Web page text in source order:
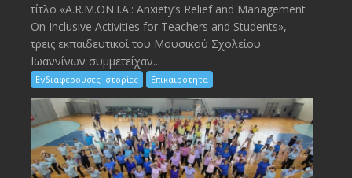
τίτλο «A.R.M.ON.I.A.: Anxiety’s Relief and Management
On Inclusive Activities for Teachers and Students»,
τρεις εκπαιδευτικοί του Μουσικού Σχολείου
Ιωαννίνων συμμετείχαν...
Ενδιαφέρουσες Ιστορίες Επικαιρότητα